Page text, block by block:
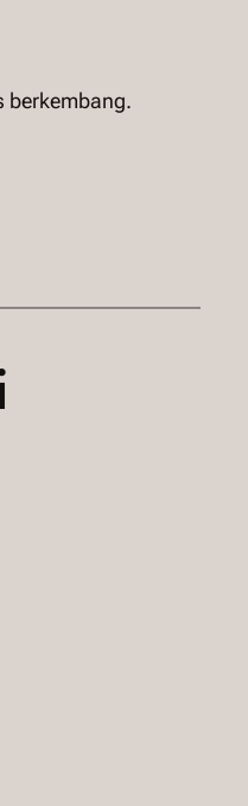
berkembang.